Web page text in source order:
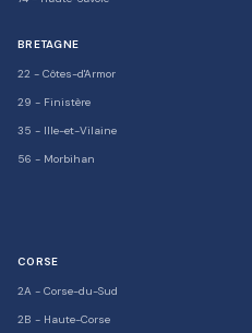
BRETAGNE
22 - Côtes-d'Armor
29 - Finistère
35 - Ille-et-Vilaine
56 - Morbihan
CORSE
2A - Corse-du-Sud
2B - Haute-Corse